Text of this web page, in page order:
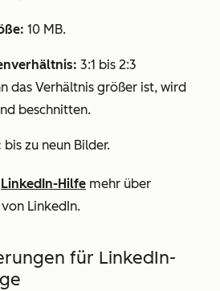
10 MB.
3:1 bis 2:3
das Verhältnis größer ist, wird
beschnitten.
bis zu neun Bilder.
LinkedIn-Hilfe mehr über
LinkedIn.
für LinkedIn-